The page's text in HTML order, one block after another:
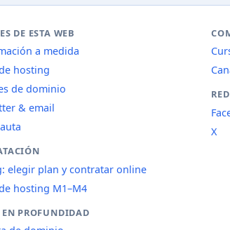
DE ESTA WEB
a medida
hosting
de dominio
& email
elegir plan y contratar online
hosting M1–M4
PROFUNDIDAD
X